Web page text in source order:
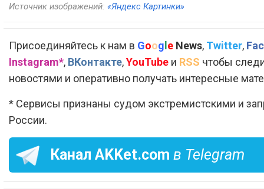
Источник изображений: «Яндекс Картинки»
Присоединяйтесь к нам в Google News, Twitter,
Instagram*, ВКонтакте,YouTube и RSS чтобы
новостями и оперативно получать интересные
* Сервисы признаны судом экстремистскими и
России.
Канал AKKet.com в Telegram